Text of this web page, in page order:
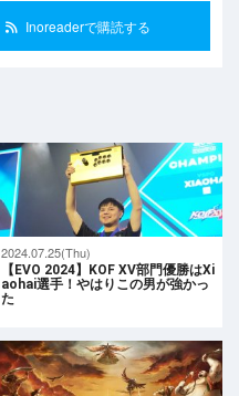
Inoreaderで購読する
2024.07.25(Thu)
【EVO 2024】KOF XV部門優勝はXi
aohai選手！やはりこの男が強かっ
た